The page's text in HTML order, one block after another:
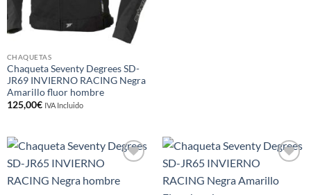
CHAQUETAS
Chaqueta Seventy Degrees SD-
JR69 INVIERNO RACING Negra
Amarillo fluor hombre
125,00€ IVA Incluido
a la